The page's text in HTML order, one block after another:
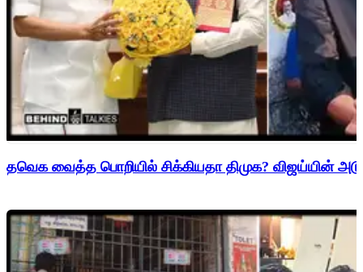
தவெக வைத்த பொறியில் சிக்கியதா திமுக? விஜய்யின்